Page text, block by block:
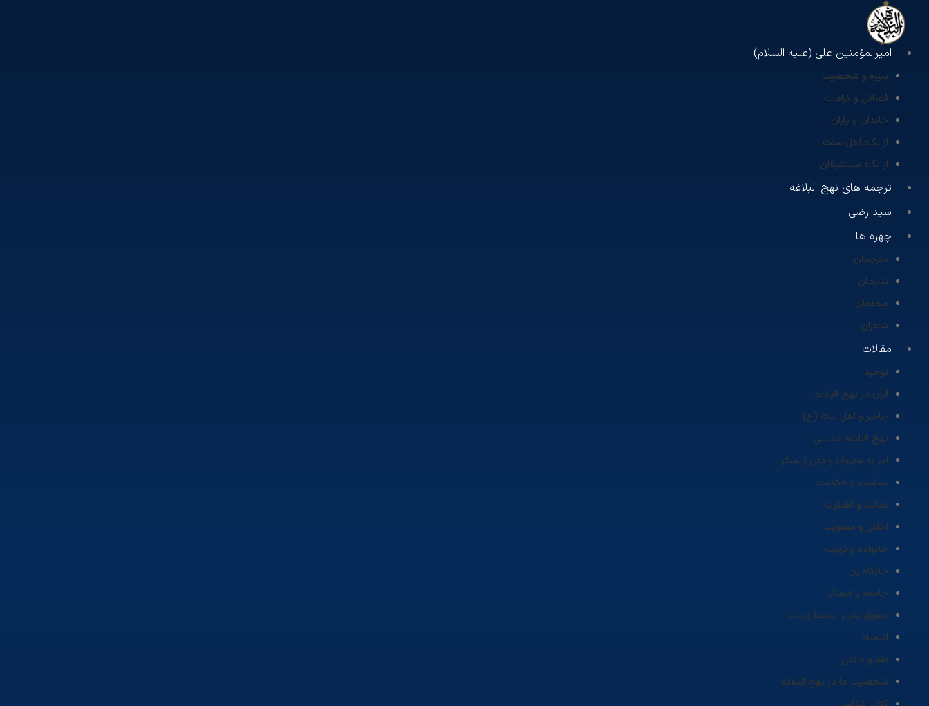
امیرالمؤمنین علی (علیه السلام)
سیره و شخصیت
فضائل و کرامات
خاندان و یاران
از نگاه اهل سنت
از نگاه مستشرقان
ترجمه های نهج البلاغه
سید رضی
چهره ها
مترجمان
شارحان
محققان
شاعران
مقالات
توحید
قرآن در نهج البلاغه
پیامبر و اهل بیت (ع)
نهج البلاغه شناسی
امر به معروف و نهی از منکر
سیاست و حکومت
عدالت و قضاوت
اخلاق و معنویت
خانواده و تربیت
جایگاه زن
جامعه و فرهنگ
حقوق بشر و محیط زیست
اقتصاد
علم و دانش
شخصیت ها در نهج البلاغه